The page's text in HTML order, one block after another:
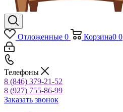
Отложенные 0 Корзина0 0
Телефоны
8 (846) 379-21-52
8 (927) 755-86-99
Заказать звонок